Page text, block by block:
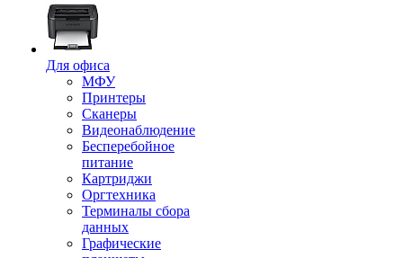
Для офиса
МФУ
Принтеры
Сканеры
Видеонаблюдение
Бесперебойное
питание
Картриджи
Оргтехника
Терминалы сбора
данных
Графические